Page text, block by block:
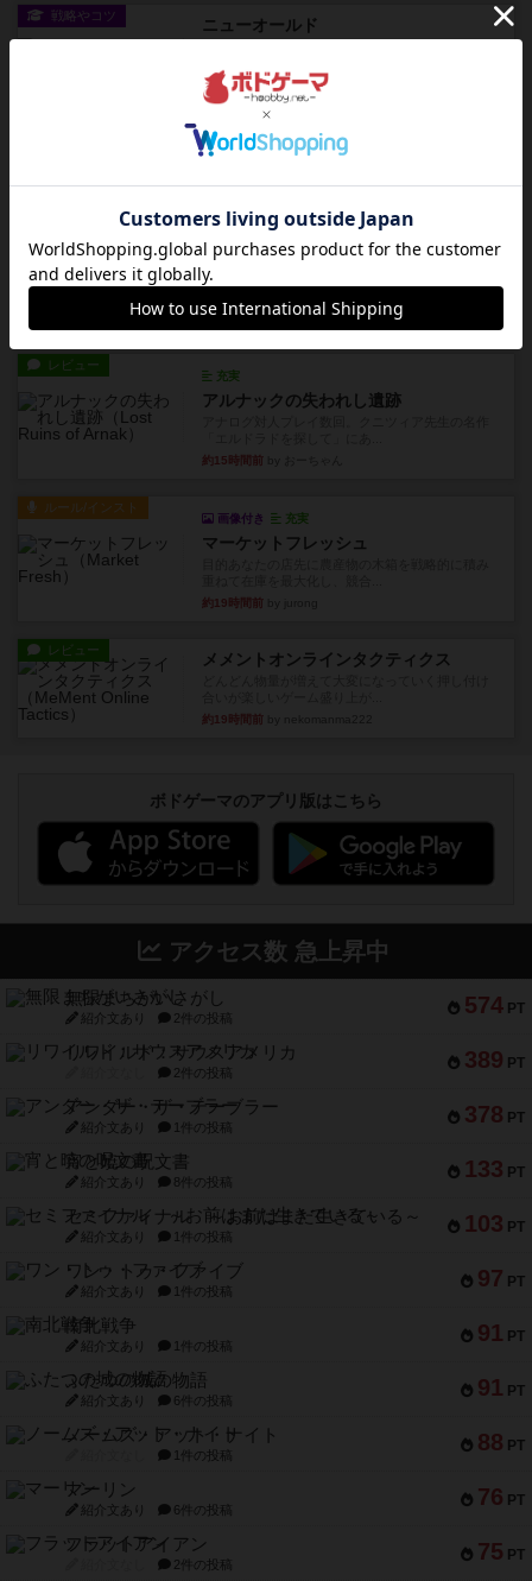
戦略やコツ ニューオールド
約11時間前by オグランド（Oguland）
ニューオールド
レビュー デクリプト
プレイ感がしっかりしてるから、超ボードゲーム
約13時間前by ヒロ(新！ボードゲーム家族)
レビュー
充実
アルナックの失われし遺跡
約15時間前
ルール/インスト
画像付き 充実
マーケットフレッシュ
約19時間前
レビュー メメントオンラインタクティクス
約19時間前
ボドゲーマのアプリ版はこちら
アクセス数 急上昇中
574 PT
無限まちがいさがし
紹介文あり 2件の投稿
389 PT
リワイルド：サウスアメリカ
2件の投稿
378 PT
アンダー・ザ・テーブラー
紹介文あり 1件の投稿
133 PT
宵と暁の呪文書
紹介文あり 8件の投稿
103 PT
セミファイナル ～お前はまだ生きている～
紹介文あり 1件の投稿
97 PT
ワン・トゥ・ファイブ
紹介文あり 1件の投稿
91 PT
南北戦争
紹介文あり 1件の投稿
91 PT
ふたつの城の物語
紹介文あり 6件の投稿
88 PT
ノームズ・アット・ナイト
1件の投稿
76 PT
マーリン
紹介文あり 6件の投稿
75 PT
フラットアイアン
2件の投稿